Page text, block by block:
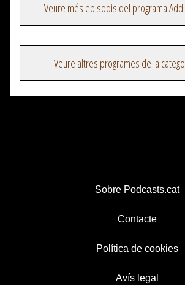
Veure més episodis del programa
Veure altres programes de la
Sobre Podcasts.cat
Contacte
Política de cookies
Avís legal